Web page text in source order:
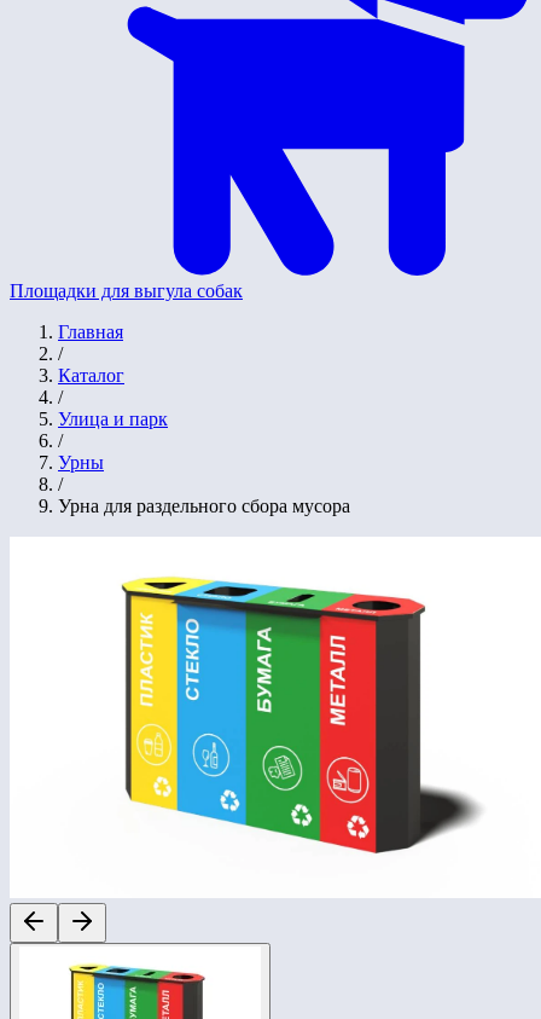
Площадки для выгула собак
Главная
/
Каталог
/
Улица и парк
/
Урны
/
Урна для раздельного сбора мусора